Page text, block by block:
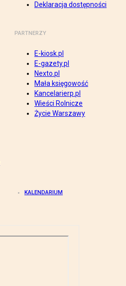
Deklaracja dostępności
PARTNERZY
E-kiosk.pl
E-gazety.pl
Nexto.pl
Mała księgowość
Kancelarierp.pl
Wieści Rolnicze
Życie Warszawy
KALENDARIUM